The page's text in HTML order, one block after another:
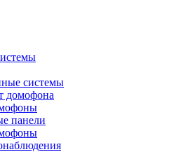
системы
домофона
панели